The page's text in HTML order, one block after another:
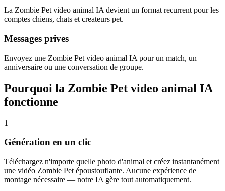
La Zombie Pet video animal IA devient un format recurrent pour les
comptes chiens, chats et createurs pet.
Messages prives
Envoyez une Zombie Pet video animal IA pour un match, un
anniversaire ou une conversation de groupe.
Pourquoi la Zombie Pet video animal IA
fonctionne
1
Génération en un clic
Téléchargez n'importe quelle photo d'animal et créez instantanément
une vidéo Zombie Pet époustouflante. Aucune expérience de
montage nécessaire — notre IA gère tout automatiquement.